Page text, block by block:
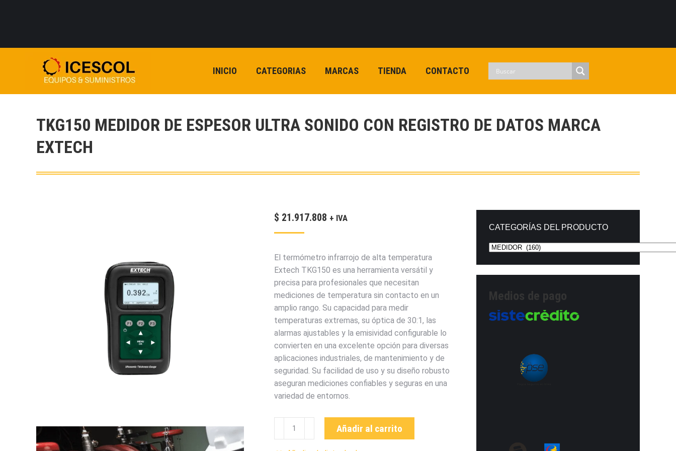
INICIO CATEGORIAS MARCAS TIENDA CONTACTO
TKG150 MEDIDOR DE ESPESOR ULTRA SONIDO CON REGISTRO DE DATOS MARCA
EXTECH
$ 21.917.808 + IVA
El termómetro infrarrojo de alta temperatura
Extech TKG150 es una herramienta versátil y
precisa para profesionales que necesitan
mediciones de temperatura sin contacto en un
amplio rango. Su capacidad para medir
temperaturas extremas, su óptica de 30:1, las
alarmas ajustables y la emisividad configurable lo
convierten en una excelente opción para diversas
aplicaciones industriales, de mantenimiento y de
seguridad. Su facilidad de uso y su diseño robusto
aseguran mediciones confiables y seguras en una
variedad de entornos.
TKG150
DE
Añadir al carrito
CATEGORÍAS DEL PRODUCTO
Medios de pago